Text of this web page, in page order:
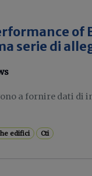
of
serie di
a fornire dati di
edifici Cti